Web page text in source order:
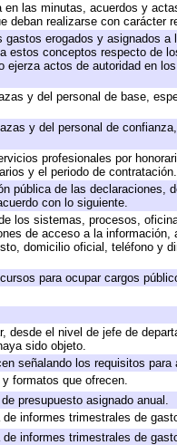
las minutas, acuerdos y
deban realizarse con carácter
erogados y asignados
estos conceptos respecto de
ejerza actos de autoridad en
y del personal de base,
y del personal de
profesionales por
y el periodo de contratación.
pública de las
con lo siguiente.
los sistemas, procesos,
de acceso a la
domicilio oficial, teléfono y
para ocupar cargos
desde el nivel de jefe de
sido objeto.
señalando los requisitos para
formatos que ofrecen.
presupuesto asignado anual.
informes trimestrales de
informes trimestrales de